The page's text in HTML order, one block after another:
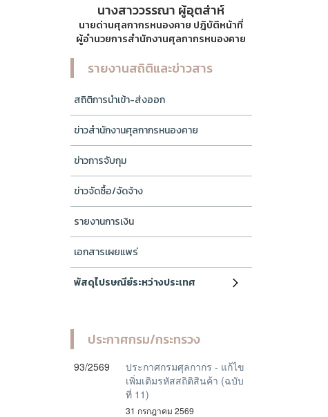
นางสาววรรณา ผู้อุตส่าห์
นายด่านศุลกากรหนองคาย ปฎิบัติหน้าที่
ผู้อำนวยการสำนักงานศุลกากรหนองคาย
รายงานสถิติและข่าวสาร
สถิติการนำเข้า-ส่งออก
ข่าวสำนักงานศุลกากรหนองคาย
ข่าวการจับกุม
ข่าวจัดซื้อ/จัดจ้าง
รายงานการเงิน
เอกสารเผยแพร่
พัสดุไปรษณีย์ระหว่างประเทศ
ประกาศกรม/กระทรวง
93/2569
ประกาศกรมศุลกากร - แก้ไข
เพิ่มเติมรหัสสถิติสินค้า (ฉบับ
ที่ 11)
31 กรกฎาคม 2569